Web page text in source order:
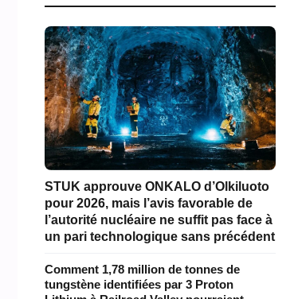
STUK approuve ONKALO d’Olkiluoto
pour 2026, mais l’avis favorable de
l’autorité nucléaire ne suffit pas face à
un pari technologique sans précédent
Comment 1,78 million de tonnes de
tungstène identifiées par 3 Proton